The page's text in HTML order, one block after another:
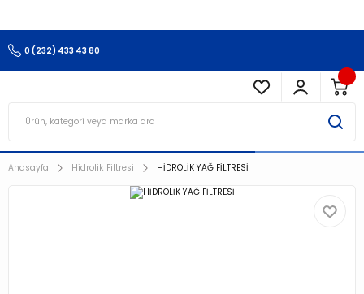
0 (232) 433 43 80
Anasayfa Hidrolik Filtresi HİDROLİK YAĞ FİLTRESİ